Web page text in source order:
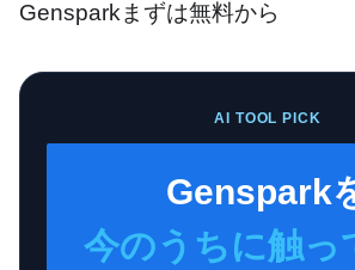
Gensparkまずは無料から
AI TOOL PICK
Genspark
今のうちに触っ